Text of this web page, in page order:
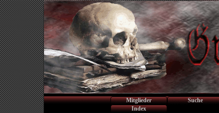
Mitglieder
Suche
Index